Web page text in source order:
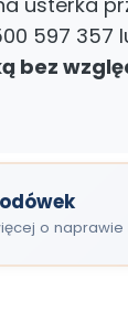
597 357
bez
o